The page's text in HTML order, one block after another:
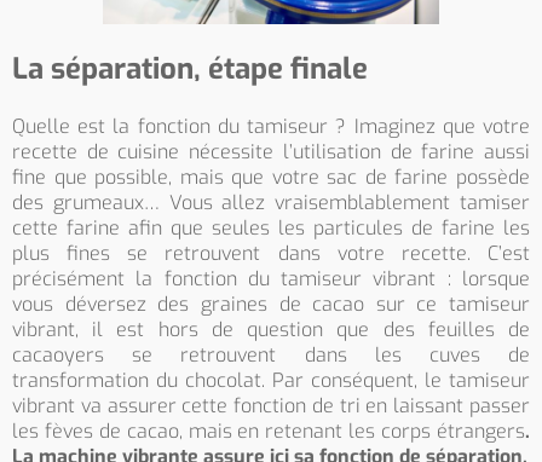
La séparation, étape finale
Quelle est la fonction du tamiseur ? Imaginez que votre
recette de cuisine nécessite l’utilisation de farine aussi
fine que possible, mais que votre sac de farine possède
des grumeaux… Vous allez vraisemblablement tamiser
cette farine afin que seules les particules de farine les
plus fines se retrouvent dans votre recette. C’est
précisément la fonction du tamiseur vibrant : lorsque
vous déversez des graines de cacao sur ce tamiseur
vibrant, il est hors de question que des feuilles de
cacaoyers se retrouvent dans les cuves de
transformation du chocolat. Par conséquent, le tamiseur
vibrant va assurer cette fonction de tri en laissant passer
les fèves de cacao, mais en retenant les corps étrangers.
La machine vibrante assure ici sa fonction de séparation.